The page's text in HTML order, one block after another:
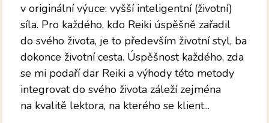
v originální výuce: vyšší inteligentní (životní)
síla. Pro každého, kdo Reiki úspěšně zařadil
do svého života, je to především životní styl, ba
dokonce životní cesta. Úspěšnost každého, zda
se mi podaří dar Reiki a výhody této metody
integrovat do svého života záleží zejména
na kvalitě lektora, na kterého se klient...